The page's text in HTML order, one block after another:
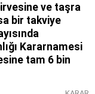
ve taşra
bir takviye
Kararnamesi
tam 6 bin